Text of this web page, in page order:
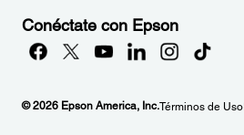
Conéctate con Epson
© 2026 Epson America, Inc.Términos de Uso